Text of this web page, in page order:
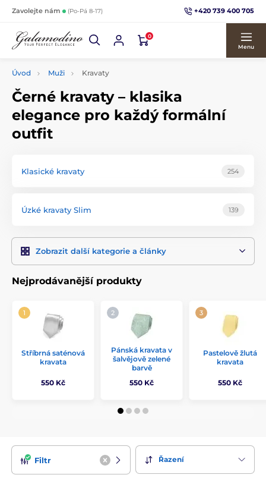
Zavolejte nám (Po-Pá 8-17) +420 739 400 705
0
Menu
Úvod Muži Kravaty
Černé kravaty – klasika
elegance pro každý formální
outfit
Klasické kravaty 254
Úzké kravaty Slim 139
Zobrazit další kategorie a články
Nejprodávanější produkty
Stříbrná saténová
kravata
550 Kč
Pánská kravata v
šalvějově zelené
barvě
550 Kč
Pastelově žlutá
kravata
550 Kč
Filtr Řazení